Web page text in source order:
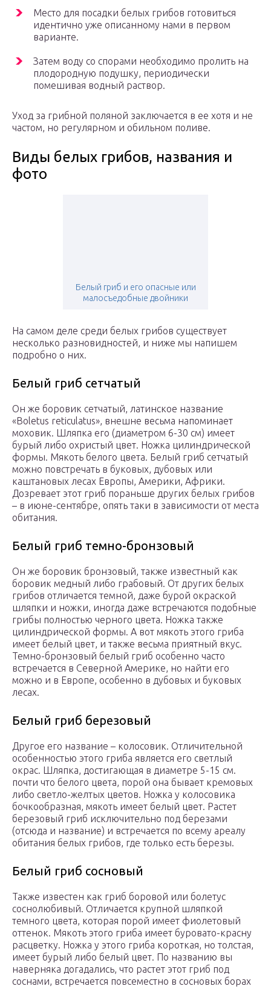
Место для посадки белых грибов готовиться
идентично уже описанному нами в первом
варианте.
Затем воду со спорами необходимо пролить на
плодородную подушку, периодически
помешивая водный раствор.
Уход за грибной поляной заключается в ее хотя и не
частом, но регулярном и обильном поливе.
Виды белых грибов, названия и
фото
Белый гриб и его опасные или
малосъедобные двойники
На самом деле среди белых грибов существует
несколько разновидностей, и ниже мы напишем
подробно о них.
Белый гриб сетчатый
Он же боровик сетчатый, латинское название
«Boletus reticulatus», внешне весьма напоминает
моховик. Шляпка его (диаметром 6-30 см) имеет
бурый либо охристый цвет. Ножка цилиндрической
формы. Мякоть белого цвета. Белый гриб сетчатый
можно повстречать в буковых, дубовых или
каштановых лесах Европы, Америки, Африки.
Дозревает этот гриб пораньше других белых грибов
– в июне-сентябре, опять таки в зависимости от места
обитания.
Белый гриб темно-бронзовый
Он же боровик бронзовый, также известный как
боровик медный либо грабовый. От других белых
грибов отличается темной, даже бурой окраской
шляпки и ножки, иногда даже встречаются подобные
грибы полностью черного цвета. Ножка также
цилиндрической формы. А вот мякоть этого гриба
имеет белый цвет, и также весьма приятный вкус.
Темно-бронзовый белый гриб особенно часто
встречается в Северной Америке, но найти его
можно и в Европе, особенно в дубовых и буковых
лесах.
Белый гриб березовый
Другое его название – колосовик. Отличительной
особенностью этого гриба является его светлый
окрас. Шляпка, достигающая в диаметре 5-15 см.
почти что белого цвета, порой она бывает кремовых
либо светло-желтых цветов. Ножка у колосовика
бочкообразная, мякоть имеет белый цвет. Растет
березовый гриб исключительно под березами
(отсюда и название) и встречается по всему ареалу
обитания белых грибов, где только есть березы.
Белый гриб сосновый
Также известен как гриб боровой или болетус
соснолюбивый. Отличается крупной шляпкой
темного цвета, которая порой имеет фиолетовый
оттенок. Мякоть этого гриба имеет буровато-красну
расцветку. Ножка у этого гриба короткая, но толстая,
имеет бурый либо белый цвет. По названию вы
наверняка догадались, что растет этот гриб под
соснами, встречается повсеместно в сосновых борах